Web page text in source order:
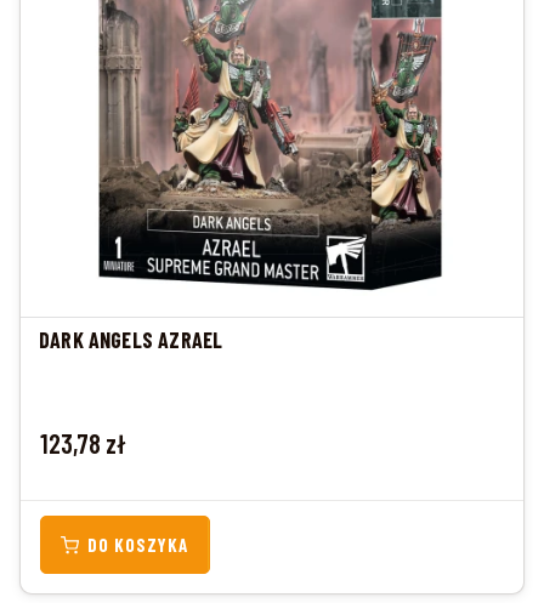
DARK ANGELS AZRAEL
Cena
123,78 zł
DO KOSZYKA